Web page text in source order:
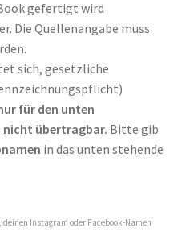
gefertigt wird
Die Quellenangabe muss
sich, gesetzliche
für den unten
nicht übertragbar. Bitte gib
in das unten stehende
Instagram oder Facebook-Namen